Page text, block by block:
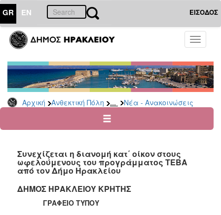
GR EN ΕΙΣΟΔΟΣ
Toggle
Αρχική Ανθεκτική Πόλη ... Νέα - Ανακοινώσεις
ΑΝΘΕΚΤΙΚΗ
ΠΟΛΗ
Κοινωνική
Πολιτική
Νέα
Ανακοινώσεις
για
Οικονομική
Αδυναμία
Φυσικές
Καταστροφές
Συνεχίζεται η διανομή κατ΄ οίκον στους
ωφελούμενους του προγράμματος ΤΕΒΑ
από τον Δήμο Ηρακλείου
ΔΗΜΟΣ ΗΡΑΚΛΕΙΟΥ ΚΡΗΤΗΣ
ΓΡΑΦΕΙΟ ΤΥΠΟΥ